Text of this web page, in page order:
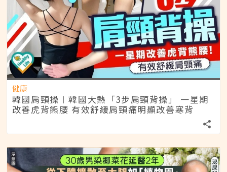
健康
韓國肩頸操︱韓國大熱「3步肩頸背操」 一星期
改善虎背熊腰 有效舒緩肩頸痛明顯改善寒背